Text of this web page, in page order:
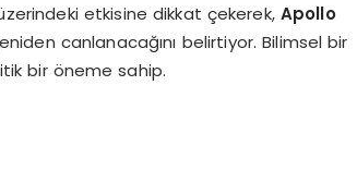
etkisine dikkat çekerek, Apollo
canlanacağını belirtiyor. Bilimsel bir
bir öneme sahip.